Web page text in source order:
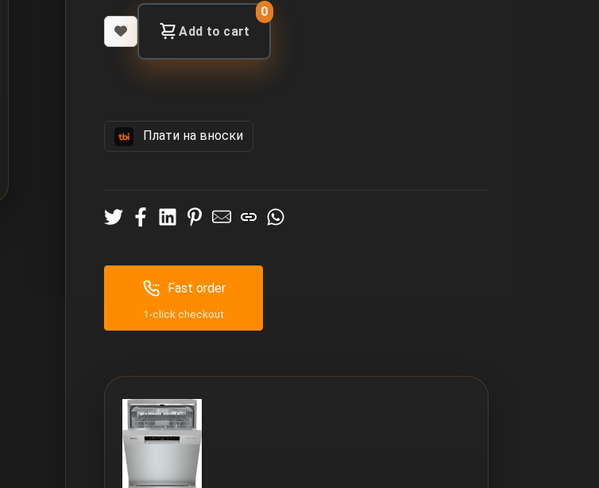
Add to cart
0
Πлати на вноски
Fast order
1-click checkout